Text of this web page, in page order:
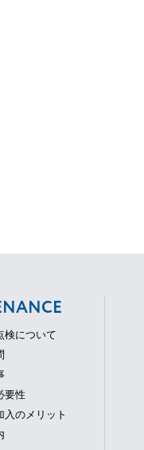
検について
要性
入のメリット